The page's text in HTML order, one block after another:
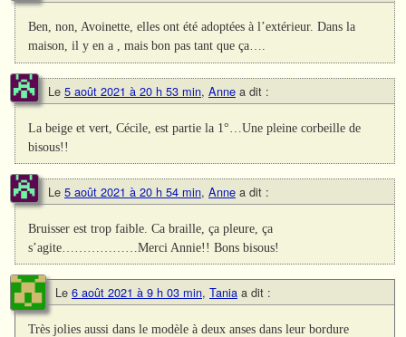
Ben, non, Avoinette, elles ont été adoptées à l’extérieur. Dans la
maison, il y en a , mais bon pas tant que ça….
Le 5 août 2021 à 20 h 53 min, Anne a dit :
La beige et vert, Cécile, est partie la 1°…Une pleine corbeille de
bisous!!
Le 5 août 2021 à 20 h 54 min, Anne a dit :
Bruisser est trop faible. Ca braille, ça pleure, ça
s’agite………………Merci Annie!! Bons bisous!
Le 6 août 2021 à 9 h 03 min, Tania a dit :
Très jolies aussi dans le modèle à deux anses dans leur bordure